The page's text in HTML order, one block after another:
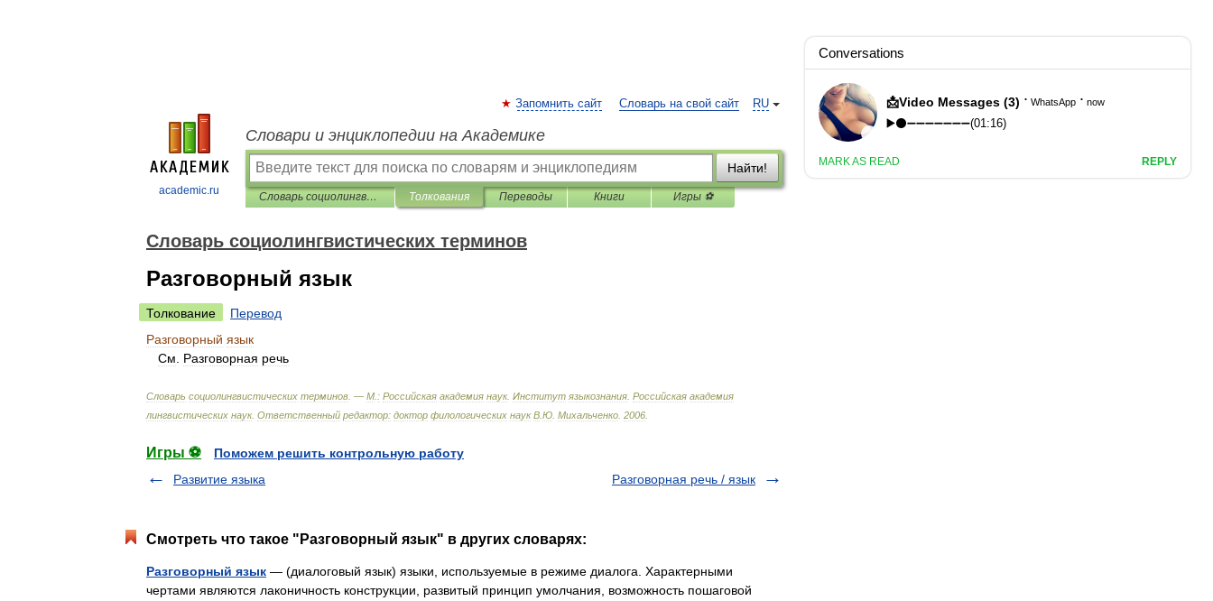
academic.ru
RU
Запомнить сайт Словарь на свой сайт
Словари и энциклопедии на Академике
Найти!
Словарь социолингвистических терминов Толкования Переводы Книги Игры ⚽
Словарь социолингвистических терминов
Разговорный язык
Толкование
Перевод
Разговорный язык
См
Разговорная речь
Словарь социолингвистических терминов . — М : Российская академия наук. Институт языкознания Российская академия
лингвистических наук. Ответственный редактор: доктор филологических наук В Ю Михальченко 2006
Игры ⚽
Поможем решить контрольную работу
Развитие языка
Разговорная речь / язык
Смотреть что такое "Разговорный язык" в других словарях:
Разговорный язык — (диалоговый язык) языки, используемые в режиме диалога. Характерными
чертами являются лаконичность конструкции, развитый принцип умолчания, возможность пошаговой